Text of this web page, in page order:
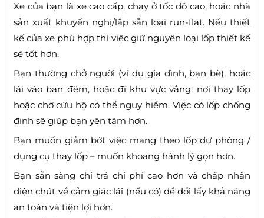
Xe của bạn là xe cao cấp, chạy ở tốc độ cao, hoặc nhà
sản xuất khuyến nghị/lắp sẵn loại run-flat. Nếu thiết
kế của xe phù hợp thì việc giữ nguyên loại lốp thiết kế
sẽ tốt hơn.
Bạn thường chở người (ví dụ gia đình, bạn bè), hoặc
lái vào ban đêm, hoặc đi khu vực vắng, nơi thay lốp
hoặc chờ cứu hộ có thể nguy hiểm. Việc có lốp chống
đinh sẽ giúp bạn yên tâm hơn.
Bạn muốn giảm bớt việc mang theo lốp dự phòng /
dụng cụ thay lốp – muốn khoang hành lý gọn hơn.
Bạn sẵn sàng chi trả chi phí cao hơn và chấp nhận
điện chút về cảm giác lái (nếu có) để đổi lấy khả năng
an toàn và tiện lợi hơn.